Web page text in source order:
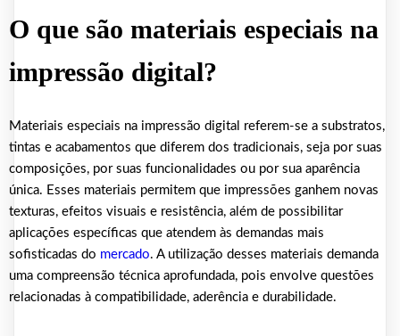
O que são materiais especiais na
impressão digital?
Materiais especiais na impressão digital referem-se a substratos,
tintas e acabamentos que diferem dos tradicionais, seja por suas
composições, por suas funcionalidades ou por sua aparência
única. Esses materiais permitem que impressões ganhem novas
texturas, efeitos visuais e resistência, além de possibilitar
aplicações específicas que atendem às demandas mais
sofisticadas do mercado. A utilização desses materiais demanda
uma compreensão técnica aprofundada, pois envolve questões
relacionadas à compatibilidade, aderência e durabilidade.